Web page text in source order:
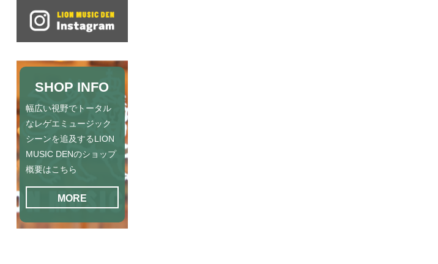
SHOP INFO
幅広い視野でトータル
なレゲエミュージック
シーンを追及するLION
MUSIC DENのショップ
概要はこちら
MORE